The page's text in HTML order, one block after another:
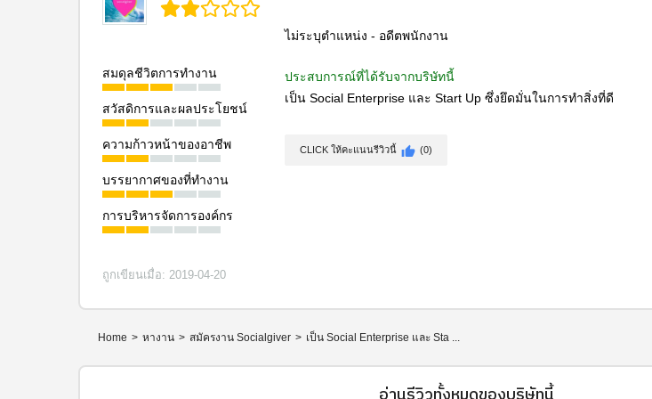
ไม่ระบุตำแหน่ง - อดีตพนักงาน
สมดุลชีวิตการทํางาน
สวัสดิการและผลประโยชน์
ความก้าวหน้าของอาชีพ
บรรยากาศของที่ทํางาน
การบริหารจัดการองค์กร
ถูกเขียนเมื่อ: 2019-04-20
ประสบการณ์ที่ได้รับจากบริษัทนี้
เป็น Social Enterprise และ Start Up ซึ่งยึดมั่นในการทำสิ่งที่ดี
CLICK ให้คะแนนรีวิวนี้ thumb_up (0)
Home > หางาน > สมัครงาน Socialgiver > เป็น Social Enterprise และ Sta ...